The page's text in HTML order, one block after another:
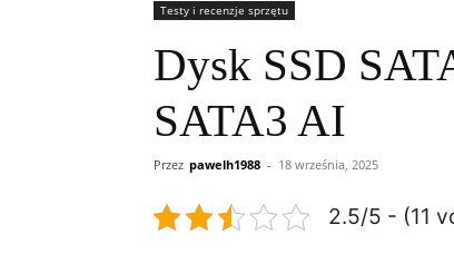
Testy i recenzje sprzętu
Dysk SSD
SATA3 AI
Przez pawelh1988 - 18 września, 2025
2.5/5 - (11